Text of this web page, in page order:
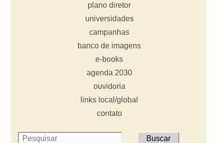
plano diretor
universidades
campanhas
banco de imagens
e-books
agenda 2030
ouvidoria
links local/global
contato